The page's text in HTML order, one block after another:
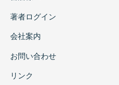
著者ログイン
会社案内
お問い合わせ
リンク